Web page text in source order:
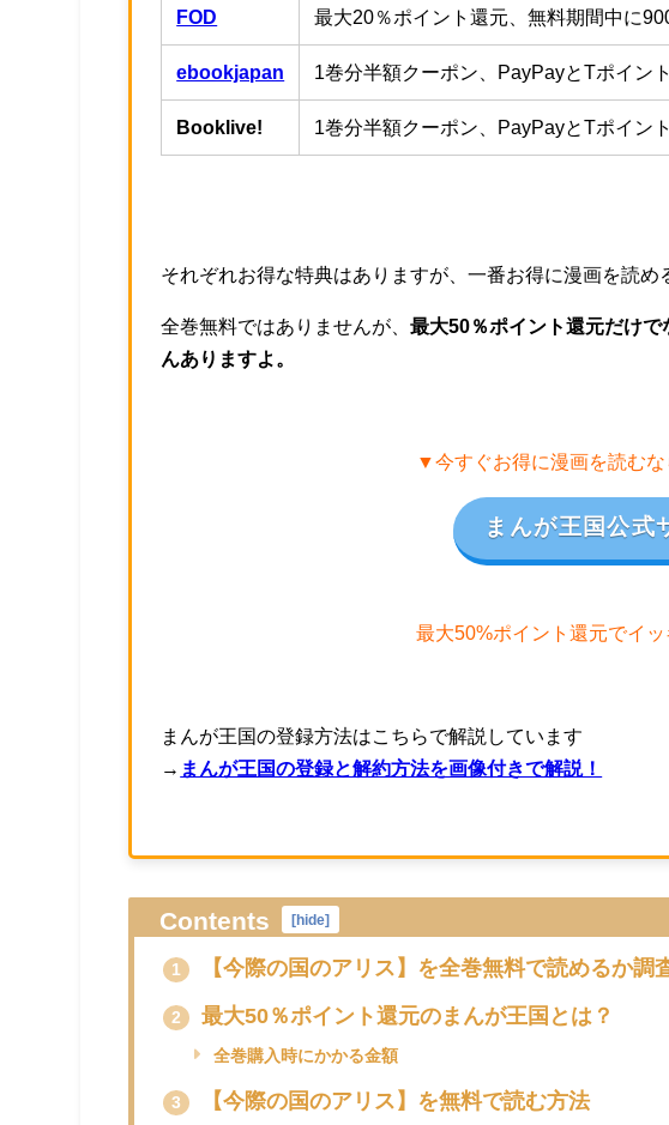
FOD 最大20％ポイント還元、無料期間中に
ebookjapan 1巻分半額クーポン、PayPayとTポイン
Booklive! 1巻分半額クーポン、PayPayとTポイン
それぞれお得な特典はありますが、一番お得に漫画を読め
全巻無料ではありませんが、最大50％ポイント還元だけ
んありますよ。
▼今すぐお得に漫画を読む
まんが王国公式
最大50%ポイント還元でイッ
まんが王国の登録方法はこちらで解説しています
→ まんが王国の登録と解約方法を画像付きで解説！
Contents [hide]
1 【今際の国のアリス】を全巻無料で読めるか調
2 最大50％ポイント還元のまんが王国とは？
全巻購入時にかかる金額
3 【今際の国のアリス】を無料で読む方法